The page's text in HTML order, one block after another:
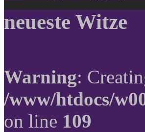
neueste Witze
Warning:
/www/htdocs/
on line 109